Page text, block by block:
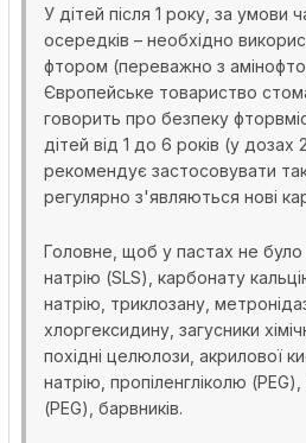
У дітей після 1 року, за умови
осередків – необхідно
фтором (переважно з
Європейське товариство
говорить про безпеку
дітей від 1 до 6 років (у дозах
рекомендує застосовувати
регулярно з'являються нові
Головне, щоб у пастах не було
натрію (SLS), карбонату
натрію, триклозану,
хлоргексидину, загусники
похідні целюлози, акрилової
натрію, пропіленгліколю
(PEG), барвників.